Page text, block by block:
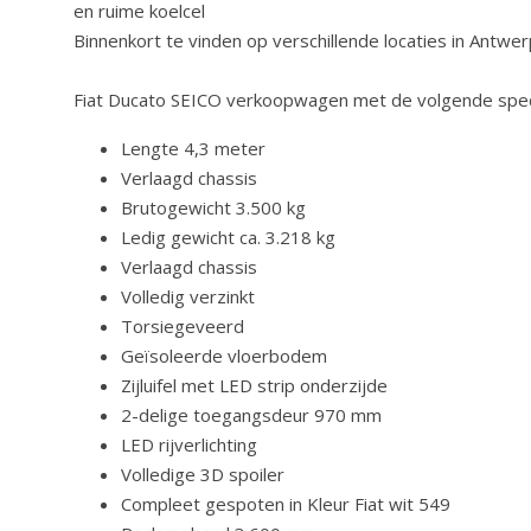
en ruime koelcel
Binnenkort te vinden op verschillende locaties in
Fiat Ducato SEICO verkoopwagen met de volgende
Lengte 4,3 meter
Verlaagd chassis
Brutogewicht 3.500 kg
Ledig gewicht ca. 3.218 kg
Verlaagd chassis
Volledig verzinkt
Torsiegeveerd
Geïsoleerde vloerbodem
Zijluifel met LED strip onderzijde
2-delige toegangsdeur 970 mm
LED rijverlichting
Volledige 3D spoiler
Compleet gespoten in Kleur Fiat wit 549